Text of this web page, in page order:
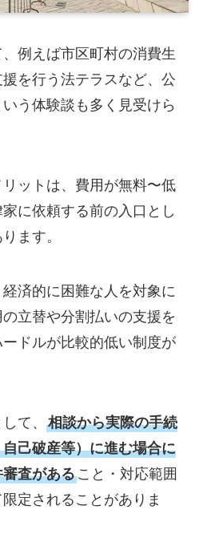
例えば市区町村の消費生
を行う法テラスなど、公
う体験談も多く見受けら
ットは、費用が無料〜低
に依頼する前の入口とし
ます。
済的に困難な人を対象に
立替や分割払いの支援を
ドルが比較的低い制度が
て、
相談から実際の手続
己破産等）に進む場合に
査があること・対応範囲
定されることがありま